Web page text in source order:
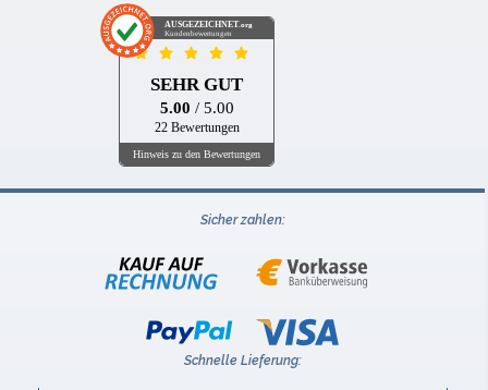
AUSGEZEICHNET .org
Kundenbewertungen
SEHR GUT
5.00 / 5.00
22 Bewertungen
Hinweis zu den Bewertungen
Sicher zahlen:
Schnelle Lieferung: